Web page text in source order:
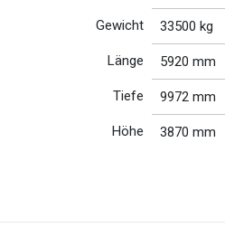
Gewicht 33500 kg
Länge 5920 mm
Tiefe 9972 mm
Höhe 3870 mm